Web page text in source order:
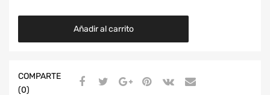
Añadir al carrito
COMPARTE
(0)